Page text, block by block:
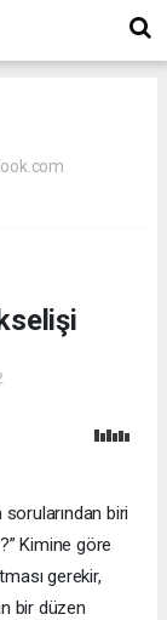
biri
Kimine göre
gerekir,
bir düzen